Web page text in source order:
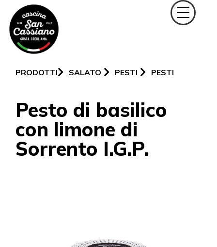
PRODOTTI SALATO PESTI PESTI
Pesto di basilico
con limone di
Sorrento I.G.P.